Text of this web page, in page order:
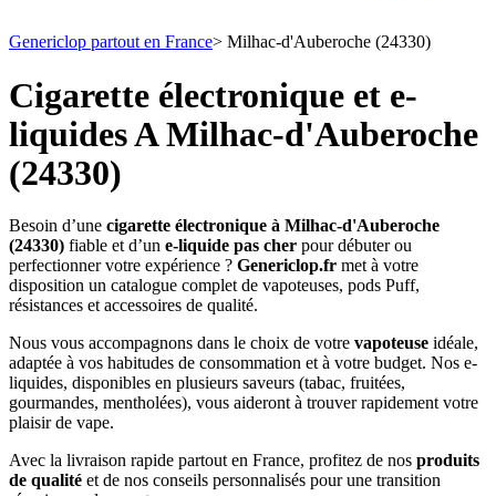
Genericlop partout en France> Milhac-d'Auberoche (24330)
Cigarette électronique et e-
liquides A Milhac-d'Auberoche
(24330)
Besoin d’une cigarette électronique à Milhac-d'Auberoche
(24330) fiable et d’un e-liquide pas cher pour débuter ou
perfectionner votre expérience ? Genericlop.fr met à votre
disposition un catalogue complet de vapoteuses, pods Puff,
résistances et accessoires de qualité.
Nous vous accompagnons dans le choix de votre vapoteuse idéale,
adaptée à vos habitudes de consommation et à votre budget. Nos e-
liquides, disponibles en plusieurs saveurs (tabac, fruitées,
gourmandes, mentholées), vous aideront à trouver rapidement votre
plaisir de vape.
Avec la livraison rapide partout en France, profitez de nos produits
de qualité et de nos conseils personnalisés pour une transition